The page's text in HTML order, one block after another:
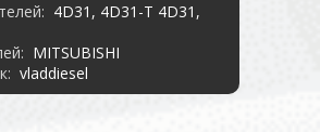
4D31, 4D31-T 4D31,
MITSUBISHI
vladdiesel